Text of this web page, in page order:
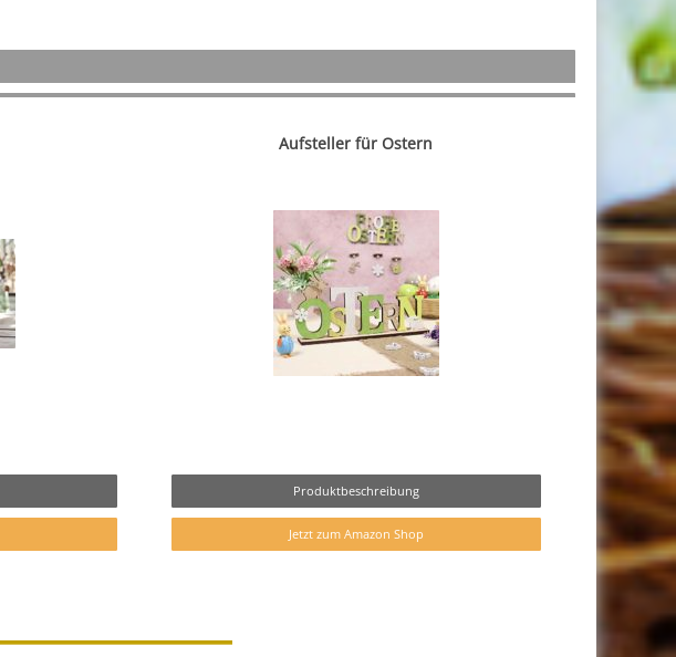
Aufsteller für Ostern
Produktbeschreibung
Jetzt zum Amazon Shop